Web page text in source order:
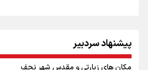
استاندار
ایران +نمودار
امیررضا غلامی، ملی پوش تکواندو :
پیشنهاد سردبیر
مکان های زیارتی و مقدس شهر نجف